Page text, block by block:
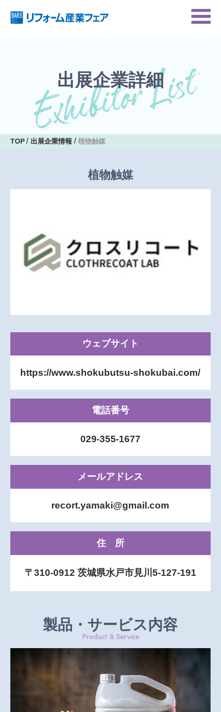
出展企業詳細
TOP 出展企業情報 植物触媒
植物触媒
ウェブサイト
https://www.shokubutsu-shokubai.com/
電話番号
029-355-1677
メールアドレス
recort.yamaki@gmail.com
住所
〒310-0912 茨城県水戸市見川5-127-191
製品・サービス内容
Product & Service